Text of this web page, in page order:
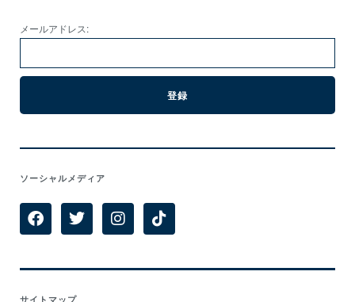
メールアドレス:
ソーシャルメディア
サイトマップ